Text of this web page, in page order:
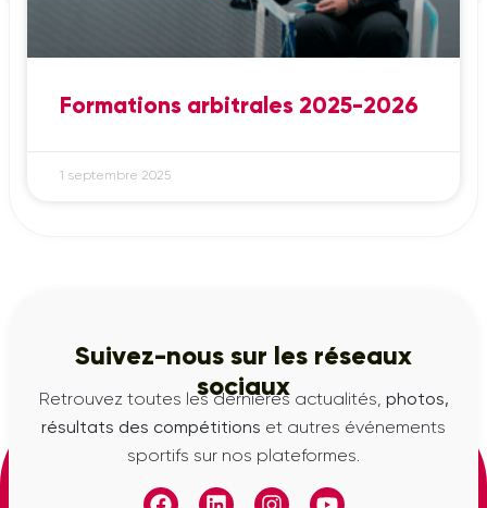
Formations arbitrales 2025-2026
1 septembre 2025
Suivez-nous sur les réseaux
sociaux
Retrouvez toutes les dernières actualités, photos,
résultats des compétitions et autres événements
sportifs sur nos plateformes.